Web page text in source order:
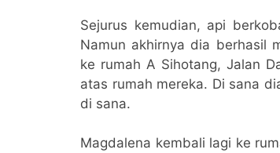
Sejurus kemudian, api
Namun akhirnya dia berhasil
ke rumah A Sihotang, Jalan
atas rumah mereka. Di sana
di sana.
Magdalena kembali lagi ke